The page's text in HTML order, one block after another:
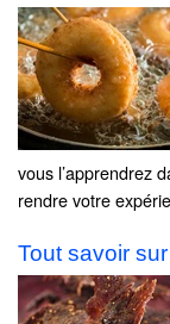
vous l’apprendrez
rendre votre
Tout savoir